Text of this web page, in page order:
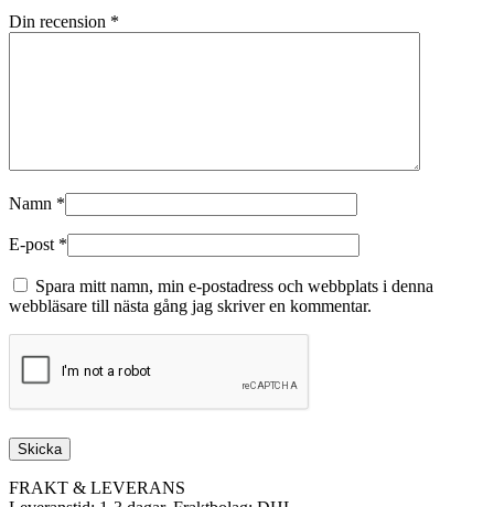
Din recension *
Namn *
E-post *
Spara mitt namn, min e-postadress och webbplats i denna
webbläsare till nästa gång jag skriver en kommentar.
FRAKT & LEVERANS